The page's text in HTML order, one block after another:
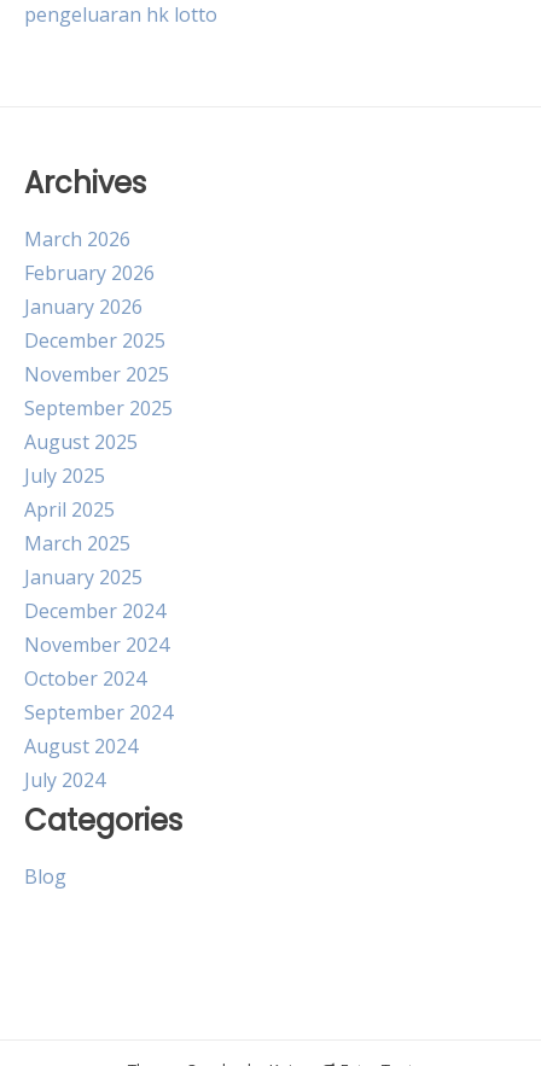
pengeluaran hk lotto
Archives
March 2026
February 2026
January 2026
December 2025
November 2025
September 2025
August 2025
July 2025
April 2025
March 2025
January 2025
December 2024
November 2024
October 2024
September 2024
August 2024
July 2024
Categories
Blog